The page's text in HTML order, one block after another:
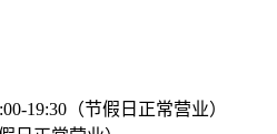
19:30（节假日正常营业）